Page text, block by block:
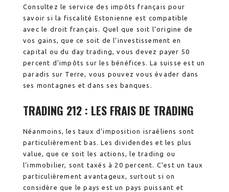
Consultez le service des impôts français pour
savoir si la fiscalité Estonienne est compatible
avec le droit français. Quel que soit l’origine de
vos gains, que ce soit de l’investissement en
capital ou du day trading, vous devez payer 50
percent d’impôts sur les bénéfices. La suisse est un
paradis sur Terre, vous pouvez vous évader dans
ses montagnes et dans ses banques.
TRADING 212 : LES FRAIS DE TRADING
Néanmoins, les taux d’imposition israéliens sont
particulièrement bas. Les dividendes et les plus
value, que ce soit les actions, le trading ou
l’immobilier, sont taxés à 20 percent. C’est un taux
particulièrement avantageux, surtout si on
considère que le pays est un pays puissant et